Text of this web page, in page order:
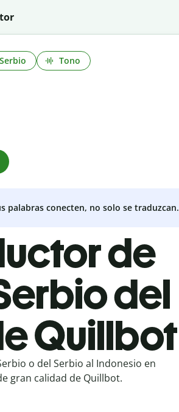
Serbio Tono
palabras conecten, no solo se traduzcan.
de
del
Quillbot
o del Serbio al Indonesio en
gran calidad de Quillbot.